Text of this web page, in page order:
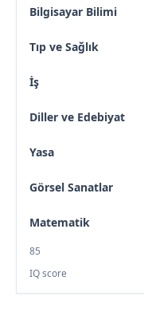
Bilgisayar Bilimi
Tıp ve Sağlık
İş
Diller ve Edebiyat
Yasa
Görsel Sanatlar
Matematik
85
IQ score